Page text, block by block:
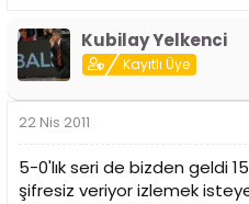
Kubilay Yelkenci
Kayıtlı Üye
22 Nis 2011
5-0'lık seri de bizden geldi
şifresiz veriyor izlemek